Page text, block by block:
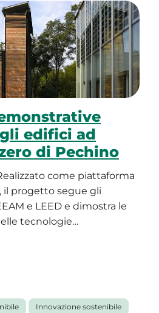
edifici ad
di Pechino
come piattaforma
il progetto segue gli
e LEED e dimostra le
tecnologie…
Innovazione sostenibile